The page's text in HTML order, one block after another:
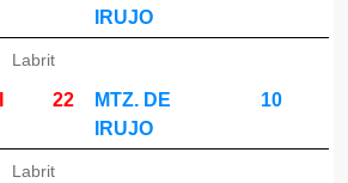
IRUJO
22
MTZ. DE
IRUJO
10
Labrit
Labrit